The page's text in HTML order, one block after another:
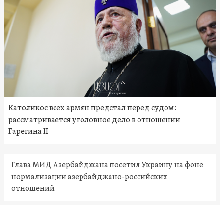
Католикос всех армян предстал перед судом:
рассматривается уголовное дело в отношении
Гарегина II
Глава МИД Азербайджана посетил Украину на фоне
нормализации азербайджано-российских
отношений